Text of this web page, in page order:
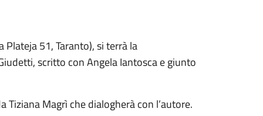
Plateja 51, Taranto), si terrà la
scritto con Angela Iantosca e giunto
Magrì che dialogherà con l’autore.